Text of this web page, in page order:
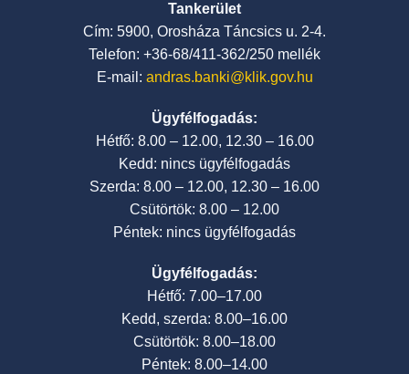
Tankerület
Cím: 5900, Orosháza Táncsics u. 2-4.
Telefon: +36-68/411-362/250 mellék
E-mail: andras.banki@klik.gov.hu
Ügyfélfogadás:
Hétfő: 8.00 – 12.00, 12.30 – 16.00
Kedd: nincs ügyfélfogadás
Szerda: 8.00 – 12.00, 12.30 – 16.00
Csütörtök: 8.00 – 12.00
Péntek: nincs ügyfélfogadás
Ügyfélfogadás:
Hétfő: 7.00–17.00
Kedd, szerda: 8.00–16.00
Csütörtök: 8.00–18.00
Péntek: 8.00–14.00